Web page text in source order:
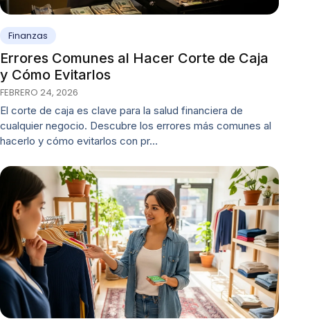
Finanzas
Errores Comunes al Hacer Corte de Caja
y Cómo Evitarlos
FEBRERO 24, 2026
El corte de caja es clave para la salud financiera de
cualquier negocio. Descubre los errores más comunes al
hacerlo y cómo evitarlos con pr…